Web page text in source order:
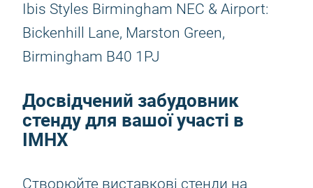
Ibis Styles Birmingham NEC & Airport:
Bickenhill Lane, Marston Green,
Birmingham B40 1PJ
Досвідчений забудовник
стенду для вашої участі в
IMHX
Створюйте виставкові стенди на